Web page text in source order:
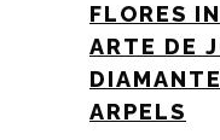
FLORES
ARTE DE
ARPELS